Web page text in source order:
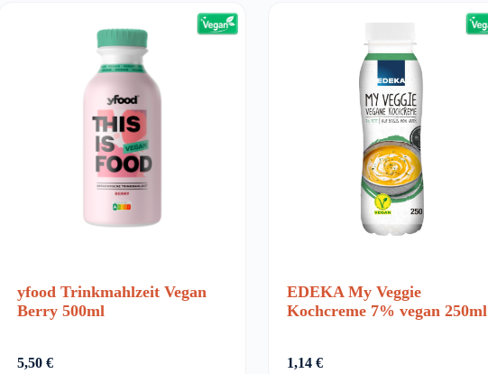
yfood Trinkmahlzeit Vegan
Berry 500ml
5,50€
EDEKA My Veggie
Kochcreme 7% vegan 250ml
1,14 €